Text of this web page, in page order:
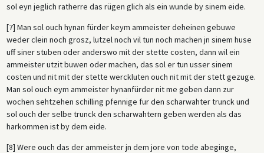
sol eyn jeglich ratherre das rügen glich als ein wunde by sinem eide.
[7] Man sol ouch hynan fürder keym ammeister deheinen gebuwe
weder clein noch grosz, lutzel noch vil tun noch machen jn sinem huse
uff siner stuben oder anderswo mit der stette costen, dann wil ein
ammeister utzit buwen oder machen, das sol er tun usser sinem
costen und nit mit der stette werckluten ouch nit mit der stett gezuge.
Man sol ouch eym ammeister hynanfürder nit me geben dann zur
wochen sehtzehen schilling pfennige fur den scharwahter trunck und
sol ouch der selbe trunck den scharwahtern geben werden als das
harkommen ist by dem eide.
[8] Were ouch das der ammeister jn dem jore von tode abeginge,